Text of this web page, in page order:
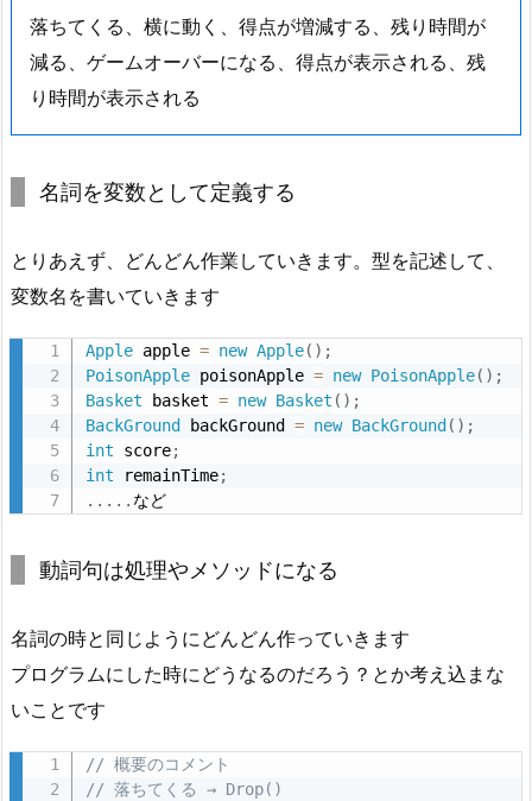
ア
プ
と
機
を
追
実
行
果
3.
ま
め
3.
1.
ー
落ちてくる、横に動く、得点が増減する、残り時間が
減る、ゲームオーバーになる、得点が表示される、残
り時間が表示される
名詞を変数として定義する
とりあえず、どんどん作業していきます。型を記述して、
変数名を書いていきます
Apple apple = new Apple( ) ;
PoisonApple poisonApple = new PoisonApple( ) ;
Basket basket = new Basket ( ) ;
BackGround
backGround = new BackGround ( ) ;
int score;
int remainTime;
. . . . . など
動詞句は処理やメソッドになる
名詞の時と同じようにどんどん作っていきます
プログラムにした時にどうなるのだろう？とか考え込まな
いことです
// 概要のコメント
// 落ちてくる → Drop()